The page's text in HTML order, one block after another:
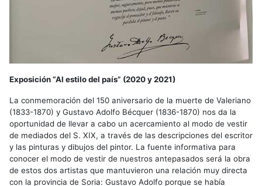
Exposición “Al estilo del país” (2020 y 2021)
La conmemoración del 150 aniversario de la muerte de Valeriano
(1833-1870) y Gustavo Adolfo Bécquer (1836-1870) nos da la
oportunidad de llevar a cabo un acercamiento al modo de vestir
de mediados del S. XIX, a través de las descripciones del escritor
y las pinturas y dibujos del pintor. La fuente informativa para
conocer el modo de vestir de nuestros antepasados será la obra
de estos dos artistas que mantuvieron una relación muy directa
con la provincia de Soria: Gustavo Adolfo porque se había